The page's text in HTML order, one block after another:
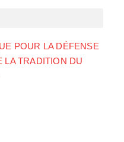
POUR LA DÉFENSE
LA TRADITION DU